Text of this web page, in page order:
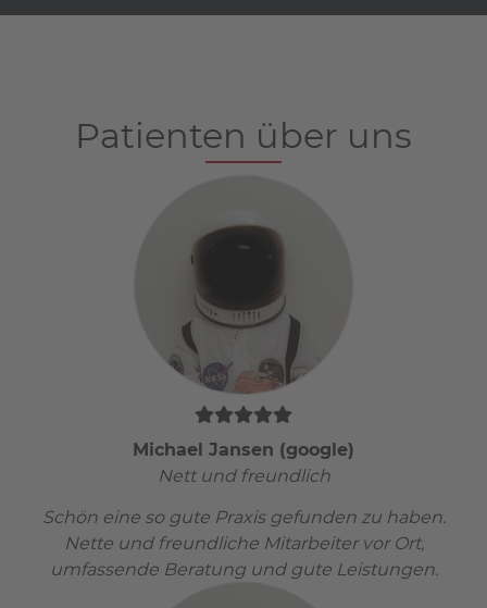
Patienten über uns
Michael Jansen (google)
Nett und freundlich
Schön eine so gute Praxis gefunden zu haben.
Nette und freundliche Mitarbeiter vor Ort,
umfassende Beratung und gute Leistungen.